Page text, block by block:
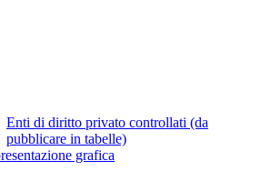
Enti di diritto privato controllati (da
pubblicare in tabelle)
grafica